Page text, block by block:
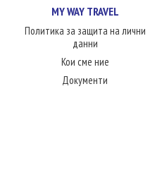
MY WAY TRAVEL
Политика за защита на лични
данни
Кои сме ние
Документи